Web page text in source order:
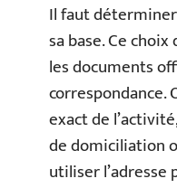
Il faut
sa base. Ce
les documents
correspondance.
exact de
de domiciliation
utiliser